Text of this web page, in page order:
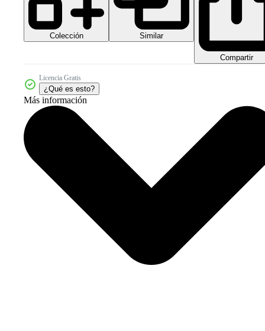
Colección Similar
Compartir
Licencia Gratis
¿Qué es esto?
Más información